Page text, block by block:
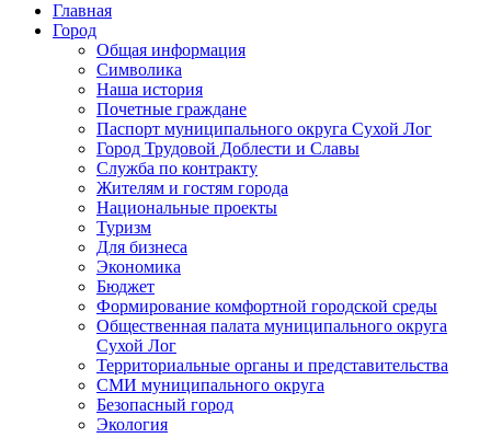
Главная
Город
Общая информация
Символика
Наша история
Почетные граждане
Паспорт муниципального округа Сухой Лог
Город Трудовой Доблести и Славы
Служба по контракту
Жителям и гостям города
Национальные проекты
Туризм
Для бизнеса
Экономика
Бюджет
Формирование комфортной городской среды
Общественная палата муниципального округа
Сухой Лог
Территориальные органы и представительства
СМИ муниципального округа
Безопасный город
Экология